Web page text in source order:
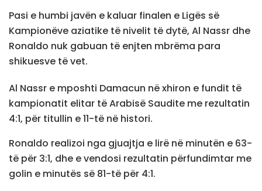
Pasi e humbi javën e kaluar finalen e Ligës së
Kampionëve aziatike të nivelit të dytë, Al Nassr dhe
Ronaldo nuk gabuan të enjten mbrëma para
shikuesve të vet.
Al Nassr e mposhti Damacun në xhiron e fundit të
kampionatit elitar të Arabisë Saudite me rezultatin
4:1, për titullin e 11-të në histori.
Ronaldo realizoi nga gjuajtja e lirë në minutën e 63-
të për 3:1, dhe e vendosi rezultatin përfundimtar me
golin e minutës së 81-të për 4:1.